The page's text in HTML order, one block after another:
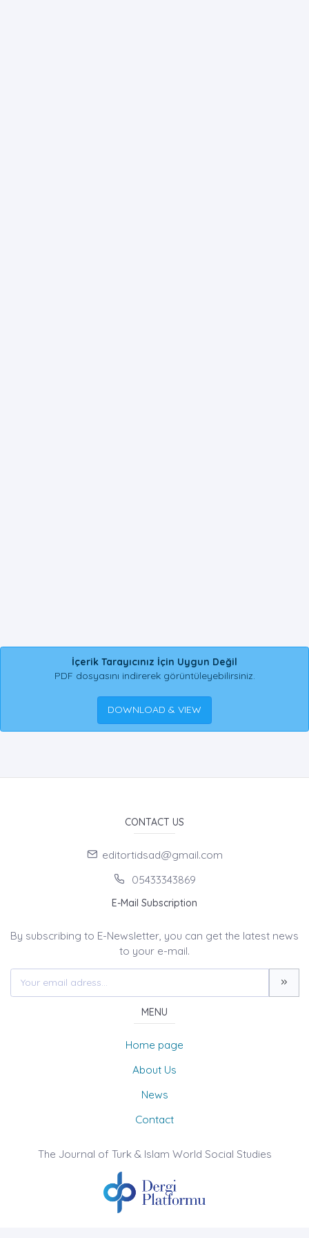
İçerik Tarayıcınız İçin Uygun Değil
PDF dosyasını indirerek görüntüleyebilirsiniz.
DOWNLOAD & VIEW
CONTACT US
editortidsad@gmail.com
05433343869
E-Mail Subscription
By subscribing to E-Newsletter, you can get the latest news
to your e-mail.
MENU
Home page
About Us
News
Contact
The Journal of Turk & Islam World Social Studies